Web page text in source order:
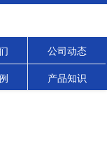
公司动态
产品知识